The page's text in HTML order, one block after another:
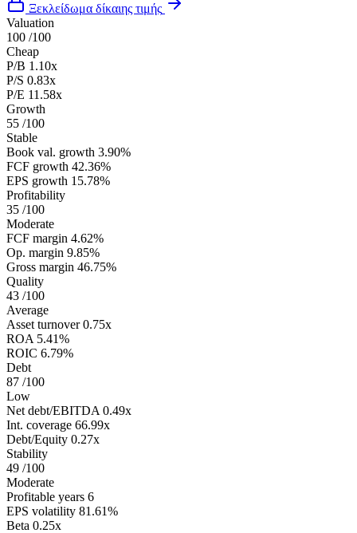
Ξεκλείδωμα δίκαιης τιμής
Valuation
100 /100
Cheap
P/B 1.10x
P/S 0.83x
P/E 11.58x
Growth
55 /100
Stable
Book val. growth 3.90%
FCF growth 42.36%
EPS growth 15.78%
Profitability
35 /100
Moderate
FCF margin 4.62%
Op. margin 9.85%
Gross margin 46.75%
Quality
43 /100
Average
Asset turnover 0.75x
ROA 5.41%
ROIC 6.79%
Debt
87 /100
Low
Net debt/EBITDA 0.49x
Int. coverage 66.99x
Debt/Equity 0.27x
Stability
49 /100
Moderate
Profitable years 6
EPS volatility 81.61%
Beta 0.25x